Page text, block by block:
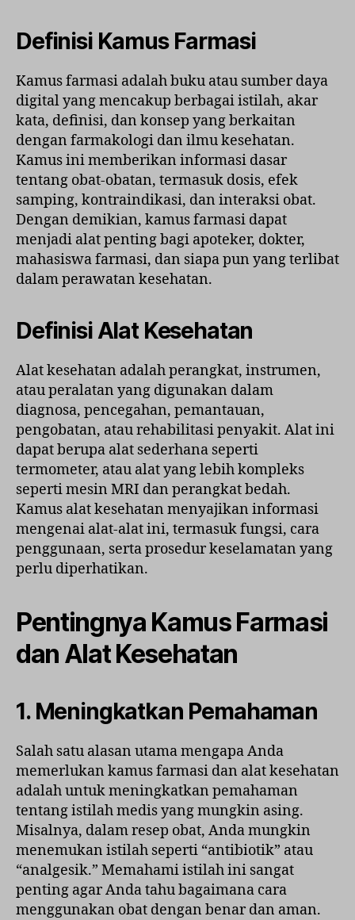
Definisi Kamus Farmasi
Kamus farmasi adalah buku atau sumber daya
digital yang mencakup berbagai istilah, akar
kata, definisi, dan konsep yang berkaitan
dengan farmakologi dan ilmu kesehatan.
Kamus ini memberikan informasi dasar
tentang obat-obatan, termasuk dosis, efek
samping, kontraindikasi, dan interaksi obat.
Dengan demikian, kamus farmasi dapat
menjadi alat penting bagi apoteker, dokter,
mahasiswa farmasi, dan siapa pun yang terlibat
dalam perawatan kesehatan.
Definisi Alat Kesehatan
Alat kesehatan adalah perangkat, instrumen,
atau peralatan yang digunakan dalam
diagnosa, pencegahan, pemantauan,
pengobatan, atau rehabilitasi penyakit. Alat ini
dapat berupa alat sederhana seperti
termometer, atau alat yang lebih kompleks
seperti mesin MRI dan perangkat bedah.
Kamus alat kesehatan menyajikan informasi
mengenai alat-alat ini, termasuk fungsi, cara
penggunaan, serta prosedur keselamatan yang
perlu diperhatikan.
Pentingnya Kamus Farmasi
dan Alat Kesehatan
1. Meningkatkan Pemahaman
Salah satu alasan utama mengapa Anda
memerlukan kamus farmasi dan alat kesehatan
adalah untuk meningkatkan pemahaman
tentang istilah medis yang mungkin asing.
Misalnya, dalam resep obat, Anda mungkin
menemukan istilah seperti “antibiotik” atau
“analgesik.” Memahami istilah ini sangat
penting agar Anda tahu bagaimana cara
menggunakan obat dengan benar dan aman.